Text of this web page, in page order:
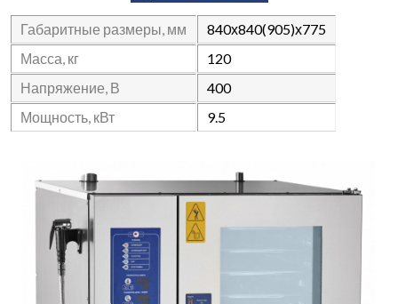
Габаритные размеры, мм
840х840(905)х775
Масса, кг
120
Напряжение, В
400
Мощность, кВт
9.5